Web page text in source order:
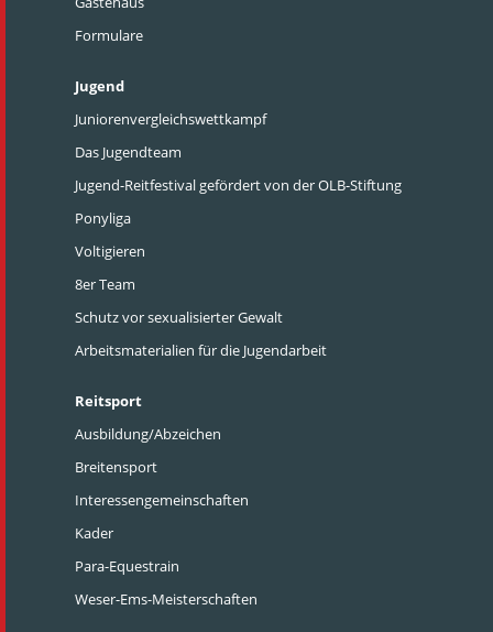
Formulare
Jugend
Juniorenvergleichswettkampf
Das Jugendteam
Jugend-Reitfestival gefördert von der OLB-Stiftung
Ponyliga
Voltigieren
8er Team
Schutz vor sexualisierter Gewalt
Arbeitsmaterialien für die Jugendarbeit
Reitsport
Ausbildung/Abzeichen
Breitensport
Interessengemeinschaften
Kader
Para-Equestrain
Weser-Ems-Meisterschaften